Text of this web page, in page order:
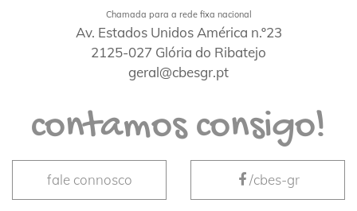
Chamada para a rede fixa nacional
Av. Estados Unidos América n.º23
2125-027 Glória do Ribatejo
geral@cbesgr.pt
contamos consigo!
fale connosco /cbes-gr